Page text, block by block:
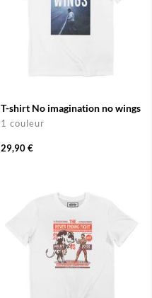
T-shirt No imagination no wings
1 couleur
29,90 €